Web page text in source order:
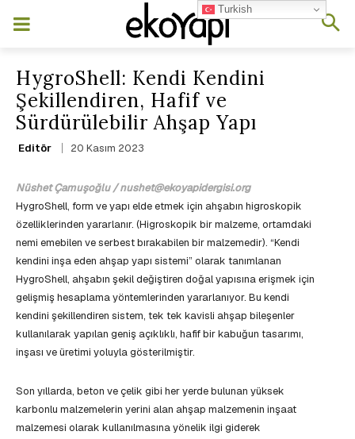
HygroShell: Kendi Kendini
Şekillendiren, Hafif ve
Sürdürülebilir Ahşap Yapı
Editör 20 Kasım 2023
Nüshet Çamuşoğlu / nushet@ekoyapidergisi.org
HygroShell, form ve yapı elde etmek için ahşabın higroskopik
özelliklerinden yararlanır. (Higroskopik bir malzeme, ortamdaki
nemi emebilen ve serbest bırakabilen bir malzemedir). “Kendi
kendini inşa eden ahşap yapı sistemi” olarak tanımlanan
HygroShell, ahşabın şekil değiştiren doğal yapısına erişmek için
gelişmiş hesaplama yöntemlerinden yararlanıyor. Bu kendi
kendini şekillendiren sistem, tek tek kavisli ahşap bileşenler
kullanılarak yapılan geniş açıklıklı, hafif bir kabuğun tasarımı,
inşası ve üretimi yoluyla gösterilmiştir.
Son yıllarda, beton ve çelik gibi her yerde bulunan yüksek
karbonlu malzemelerin yerini alan ahşap malzemenin inşaat
malzemesi olarak kullanılmasına yönelik ilgi giderek
Turkish